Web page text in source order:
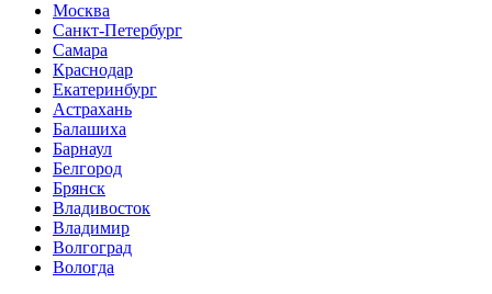
Москва
Санкт-Петербург
Самара
Краснодар
Екатеринбург
Астрахань
Балашиха
Барнаул
Белгород
Брянск
Владивосток
Владимир
Волгоград
Вологда